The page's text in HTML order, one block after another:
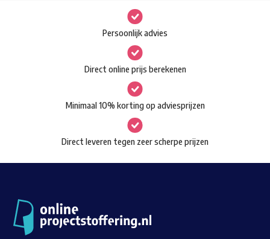
Waar ben je naar op zoek?
Deze
optie
kan
gekozen
worden
op
de
productpagina
Persoonlijk advies
Direct online prijs berekenen
Minimaal 10% korting op adviesprijzen
Direct leveren tegen zeer scherpe prijzen